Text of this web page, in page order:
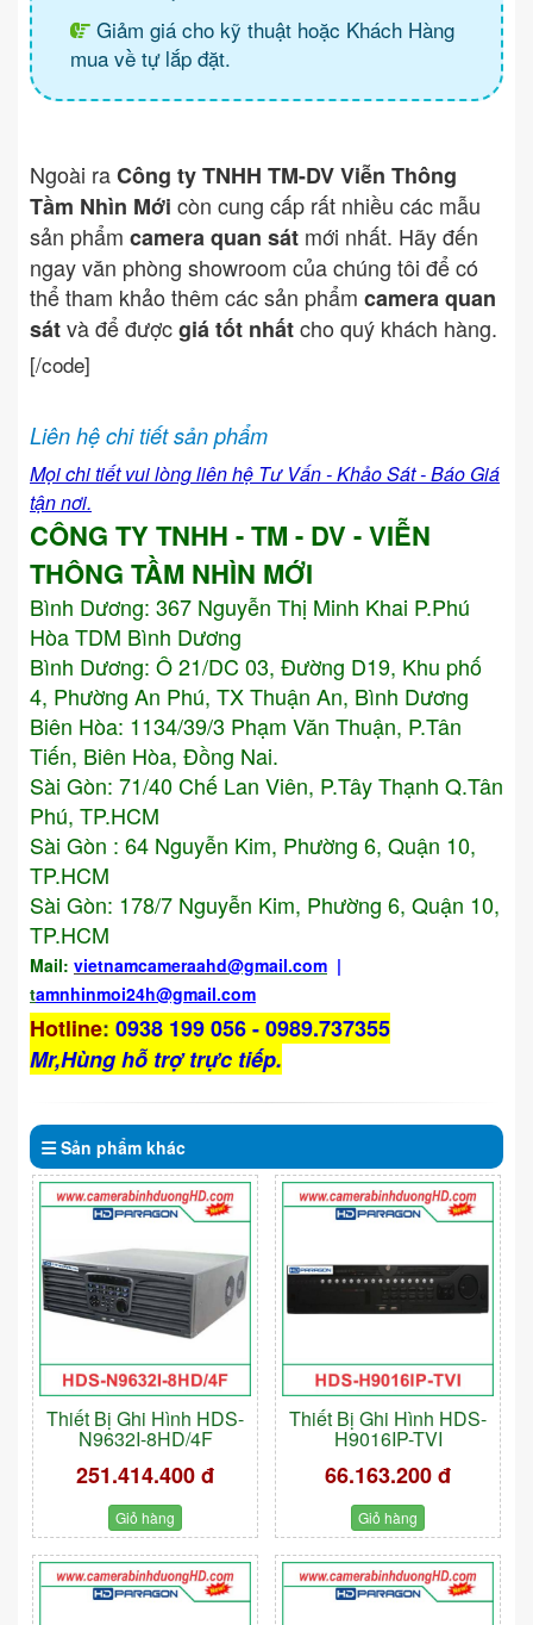
Giảm giá cho kỹ thuật hoặc Khách Hàng
mua về tự lắp đặt.
Ngoài raCông ty TNHH TM-DV Viễn Thông
Tầm Nhìn Mới còn cung cấp rất nhiều các mẫu
sản phẩm camera quan sát mới nhất. Hãy đến
ngay văn phòng showroom của chúng tôi để có
thể tham khảo thêm các sản phẩm camera quan
sátvà để đượcgiá tốt nhấtcho quý khách hàng.
[/code]
Liên hệ chi tiết sản phẩm
Mọi chi tiết vui lòng liên hệ Tư Vấn - Khảo Sát - Báo Giá
tận nơi.
CÔNG TY TNHH - TM - DV - VIỄN
THÔNG TẦM NHÌN MỚI
Bình Dương: 367 Nguyễn Thị Minh Khai P.Phú
Hòa TDM Bình Dương
Bình Dương: Ô 21/DC 03, Đường D19, Khu phố
4, Phường An Phú, TX Thuận An, Bình Dương
Biên Hòa: 1134/39/3 Phạm Văn Thuận, P.Tân
Tiến, Biên Hòa, Đồng Nai.
Sài Gòn: 71/40 Chế Lan Viên, P.Tây Thạnh Q.Tân
Phú, TP.HCM
Sài Gòn : 64 Nguyễn Kim, Phường 6, Quận 10,
TP.HCM
Sài Gòn: 178/7 Nguyễn Kim, Phường 6, Quận 10,
TP.HCM
Mail: vietnamcameraahd@gmail.com |
tamnhinmoi24h@gmail.com
Hotline: 0938 199 056 - 0989.737355
Mr,Hùng hỗ trợ trực tiếp.
Sản phẩm khác
Thiết Bị Ghi Hình HDS-
N9632I-8HD/4F
251.414.400 đ
Giỏ hàng
Thiết Bị Ghi Hình HDS-
H9016IP-TVI
66.163.200 đ
Giỏ hàng